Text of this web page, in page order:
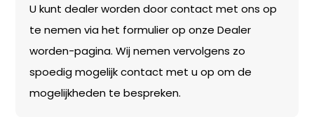
U kunt dealer worden door contact met ons op
te nemen via het formulier op onze Dealer
worden-pagina. Wij nemen vervolgens zo
spoedig mogelijk contact met u op om de
mogelijkheden te bespreken.